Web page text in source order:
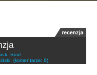
recenzja
, Soul
(komentarze: 6)